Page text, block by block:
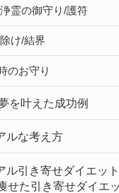
霊の御守り/護符
け/結界
のお守り
を叶えた成功例
ルな考え方
ル引き寄せダイエッ
せた引き寄せダイエ